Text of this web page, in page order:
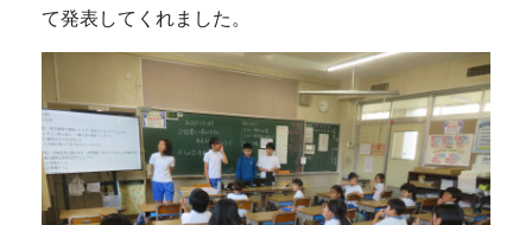
て発表してくれました。